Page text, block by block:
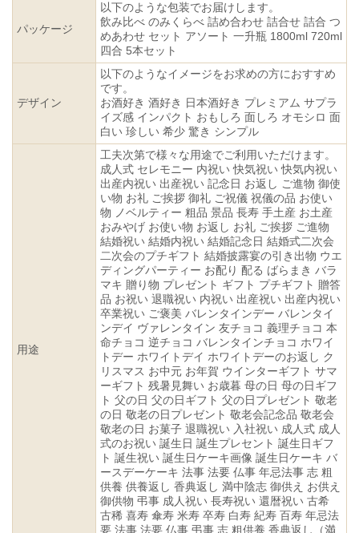
パッケージ
以下のような包装でお届けします。
飲み比べ のみくらべ 詰め合わせ 詰合せ 詰合 つ
めあわせ セット アソート 一升瓶 1800ml 720ml
四合 5本セット
デザイン
以下のようなイメージをお求めの方におすすめ
です。
お酒好き 酒好き 日本酒好き プレミアム サプラ
イズ感 インパクト おもしろ 面しろ オモシロ 面
白い 珍しい 希少 驚き シンプル
用途
工夫次第で様々な用途でご利用いただけます。
成人式 セレモニー 内祝い 快気祝い 快気内祝い
出産内祝い 出産祝い 記念日 お返し ご進物 御使
い物 お礼 ご挨拶 御礼 ご祝儀 祝儀の品 お使い
物 ノベルティー 粗品 景品 長寿 手土産 お土産
おみやげ お使い物 お返し お礼 ご挨拶 ご進物
結婚祝い 結婚内祝い 結婚記念日 結婚式二次会
二次会のプチギフト 結婚披露宴の引き出物 ウエ
ディングパーティー お配り 配る ばらまき バラ
マキ 贈り物 プレゼント ギフト プチギフト 贈答
品 お祝い 退職祝い 内祝い 出産祝い 出産内祝い
卒業祝い ご褒美 バレンタインデー バレンタイ
ンデイ ヴァレンタイン 友チョコ 義理チョコ 本
命チョコ 逆チョコ バレンタインチョコ ホワイ
トデー ホワイトデイ ホワイトデーのお返し ク
リスマス お中元 お年賀 ウインターギフト サマ
ーギフト 残暑見舞い お歳暮 母の日 母の日ギフ
ト 父の日 父の日ギフト 父の日プレゼント 敬老
の日 敬老の日プレゼント 敬老会記念品 敬老会
敬老の日 お菓子 退職祝い 入社祝い 成人式 成人
式のお祝い 誕生日 誕生プレセント 誕生日ギフ
ト 誕生祝い 誕生日ケーキ画像 誕生日ケーキ バ
ースデーケーキ 法事 法要 仏事 年忌法事 志 粗
供養 供養返し 香典返し 満中陰志 御供え お供え
御供物 弔事 成人祝い 長寿祝い 還暦祝い 古希
古稀 喜寿 傘寿 米寿 卒寿 白寿 紀寿 百寿 年忌法
要 法事 法要 仏事 弔事 志 粗供養 香典返し（満